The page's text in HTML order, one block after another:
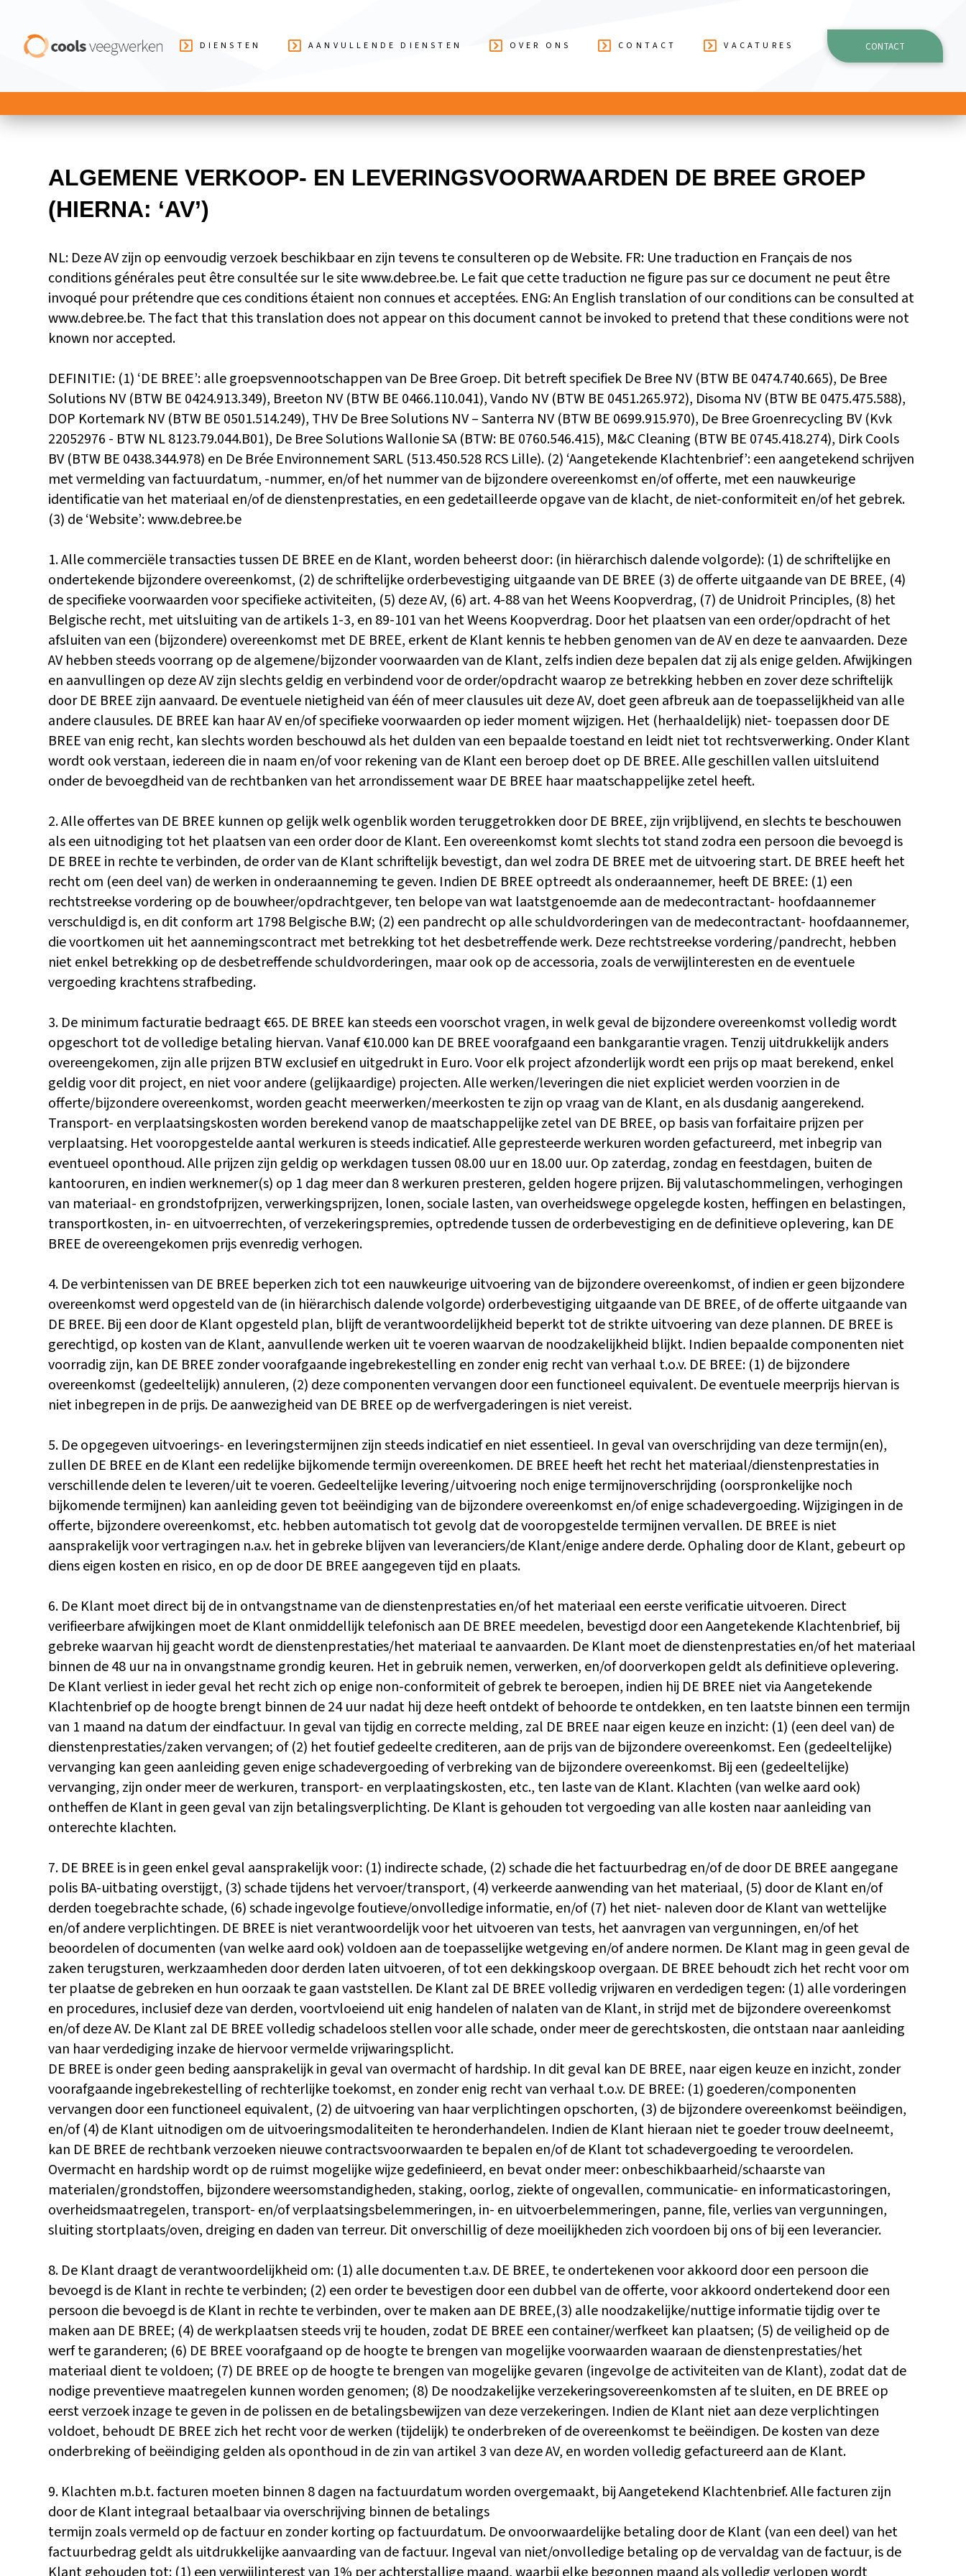
DIENSTEN AANVULLENDE DIENSTEN OVER ONS CONTACT VACATURES CONTACT
ALGEMENE VERKOOP- EN LEVERINGSVOORWAARDEN DE BREE GROEP
(HIERNA: ‘AV’)
NL: Deze AV zijn op eenvoudig verzoek beschikbaar en zijn tevens te consulteren op de Website. FR: Une traduction en Français de nos
conditions générales peut être consultée sur le site www.debree.be. Le fait que cette traduction ne figure pas sur ce document ne peut être
invoqué pour prétendre que ces conditions étaient non connues et acceptées. ENG: An English translation of our conditions can be consulted at
www.debree.be. The fact that this translation does not appear on this document cannot be invoked to pretend that these conditions were not
known nor accepted.
DEFINITIE: (1) ‘DE BREE’: alle groepsvennootschappen van De Bree Groep. Dit betreft specifiek De Bree NV (BTW BE 0474.740.665), De Bree
Solutions NV (BTW BE 0424.913.349), Breeton NV (BTW BE 0466.110.041), Vando NV (BTW BE 0451.265.972), Disoma NV (BTW BE 0475.475.588),
DOP Kortemark NV (BTW BE 0501.514.249), THV De Bree Solutions NV – Santerra NV (BTW BE 0699.915.970), De Bree Groenrecycling BV (Kvk
22052976 - BTW NL 8123.79.044.B01), De Bree Solutions Wallonie SA (BTW: BE 0760.546.415), M&C Cleaning (BTW BE 0745.418.274), Dirk Cools
BV (BTW BE 0438.344.978) en De Brée Environnement SARL (513.450.528 RCS Lille). (2) ‘Aangetekende Klachtenbrief’: een aangetekend schrijven
met vermelding van factuurdatum, -nummer, en/of het nummer van de bijzondere overeenkomst en/of offerte, met een nauwkeurige
identificatie van het materiaal en/of de dienstenprestaties, en een gedetailleerde opgave van de klacht, de niet-conformiteit en/of het gebrek.
(3) de ‘Website’: www.debree.be
1. Alle commerciële transacties tussen DE BREE en de Klant, worden beheerst door: (in hiërarchisch dalende volgorde): (1) de schriftelijke en
ondertekende bijzondere overeenkomst, (2) de schriftelijke orderbevestiging uitgaande van DE BREE (3) de offerte uitgaande van DE BREE, (4)
de specifieke voorwaarden voor specifieke activiteiten, (5) deze AV, (6) art. 4-88 van het Weens Koopverdrag, (7) de Unidroit Principles, (8) het
Belgische recht, met uitsluiting van de artikels 1-3, en 89-101 van het Weens Koopverdrag. Door het plaatsen van een order/opdracht of het
afsluiten van een (bijzondere) overeenkomst met DE BREE, erkent de Klant kennis te hebben genomen van de AV en deze te aanvaarden. Deze
AV hebben steeds voorrang op de algemene/bijzonder voorwaarden van de Klant, zelfs indien deze bepalen dat zij als enige gelden. Afwijkingen
en aanvullingen op deze AV zijn slechts geldig en verbindend voor de order/opdracht waarop ze betrekking hebben en zover deze schriftelijk
door DE BREE zijn aanvaard. De eventuele nietigheid van één of meer clausules uit deze AV, doet geen afbreuk aan de toepasselijkheid van alle
andere clausules. DE BREE kan haar AV en/of specifieke voorwaarden op ieder moment wijzigen. Het (herhaaldelijk) niet- toepassen door DE
BREE van enig recht, kan slechts worden beschouwd als het dulden van een bepaalde toestand en leidt niet tot rechtsverwerking. Onder Klant
wordt ook verstaan, iedereen die in naam en/of voor rekening van de Klant een beroep doet op DE BREE. Alle geschillen vallen uitsluitend
onder de bevoegdheid van de rechtbanken van het arrondissement waar DE BREE haar maatschappelijke zetel heeft.
2. Alle offertes van DE BREE kunnen op gelijk welk ogenblik worden teruggetrokken door DE BREE, zijn vrijblijvend, en slechts te beschouwen
als een uitnodiging tot het plaatsen van een order door de Klant. Een overeenkomst komt slechts tot stand zodra een persoon die bevoegd is
DE BREE in rechte te verbinden, de order van de Klant schriftelijk bevestigt, dan wel zodra DE BREE met de uitvoering start. DE BREE heeft het
recht om (een deel van) de werken in onderaanneming te geven. Indien DE BREE optreedt als onderaannemer, heeft DE BREE: (1) een
rechtstreekse vordering op de bouwheer/opdrachtgever, ten belope van wat laatstgenoemde aan de medecontractant- hoofdaannemer
verschuldigd is, en dit conform art 1798 Belgische B.W; (2) een pandrecht op alle schuldvorderingen van de medecontractant- hoofdaannemer,
die voortkomen uit het aannemingscontract met betrekking tot het desbetreffende werk. Deze rechtstreekse vordering/pandrecht, hebben
niet enkel betrekking op de desbetreffende schuldvorderingen, maar ook op de accessoria, zoals de verwijlinteresten en de eventuele
vergoeding krachtens strafbeding.
3. De minimum facturatie bedraagt €65. DE BREE kan steeds een voorschot vragen, in welk geval de bijzondere overeenkomst volledig wordt
opgeschort tot de volledige betaling hiervan. Vanaf €10.000 kan DE BREE voorafgaand een bankgarantie vragen. Tenzij uitdrukkelijk anders
overeengekomen, zijn alle prijzen BTW exclusief en uitgedrukt in Euro. Voor elk project afzonderlijk wordt een prijs op maat berekend, enkel
geldig voor dit project, en niet voor andere (gelijkaardige) projecten. Alle werken/leveringen die niet expliciet werden voorzien in de
offerte/bijzondere overeenkomst, worden geacht meerwerken/meerkosten te zijn op vraag van de Klant, en als dusdanig aangerekend.
Transport- en verplaatsingskosten worden berekend vanop de maatschappelijke zetel van DE BREE, op basis van forfaitaire prijzen per
verplaatsing. Het vooropgestelde aantal werkuren is steeds indicatief. Alle gepresteerde werkuren worden gefactureerd, met inbegrip van
eventueel oponthoud. Alle prijzen zijn geldig op werkdagen tussen 08.00 uur en 18.00 uur. Op zaterdag, zondag en feestdagen, buiten de
kantooruren, en indien werknemer(s) op 1 dag meer dan 8 werkuren presteren, gelden hogere prijzen. Bij valutaschommelingen, verhogingen
van materiaal- en grondstofprijzen, verwerkingsprijzen, lonen, sociale lasten, van overheidswege opgelegde kosten, heffingen en belastingen,
transportkosten, in- en uitvoerrechten, of verzekeringspremies, optredende tussen de orderbevestiging en de definitieve oplevering, kan DE
BREE de overeengekomen prijs evenredig verhogen.
4. De verbintenissen van DE BREE beperken zich tot een nauwkeurige uitvoering van de bijzondere overeenkomst, of indien er geen bijzondere
overeenkomst werd opgesteld van de (in hiërarchisch dalende volgorde) orderbevestiging uitgaande van DE BREE, of de offerte uitgaande van
DE BREE. Bij een door de Klant opgesteld plan, blijft de verantwoordelijkheid beperkt tot de strikte uitvoering van deze plannen. DE BREE is
gerechtigd, op kosten van de Klant, aanvullende werken uit te voeren waarvan de noodzakelijkheid blijkt. Indien bepaalde componenten niet
voorradig zijn, kan DE BREE zonder voorafgaande ingebrekestelling en zonder enig recht van verhaal t.o.v. DE BREE: (1) de bijzondere
overeenkomst (gedeeltelijk) annuleren, (2) deze componenten vervangen door een functioneel equivalent. De eventuele meerprijs hiervan is
niet inbegrepen in de prijs. De aanwezigheid van DE BREE op de werfvergaderingen is niet vereist.
5. De opgegeven uitvoerings- en leveringstermijnen zijn steeds indicatief en niet essentieel. In geval van overschrijding van deze termijn(en),
zullen DE BREE en de Klant een redelijke bijkomende termijn overeenkomen. DE BREE heeft het recht het materiaal/dienstenprestaties in
verschillende delen te leveren/uit te voeren. Gedeeltelijke levering/uitvoering noch enige termijnoverschrijding (oorspronkelijke noch
bijkomende termijnen) kan aanleiding geven tot beëindiging van de bijzondere overeenkomst en/of enige schadevergoeding. Wijzigingen in de
offerte, bijzondere overeenkomst, etc. hebben automatisch tot gevolg dat de vooropgestelde termijnen vervallen. DE BREE is niet
aansprakelijk voor vertragingen n.a.v. het in gebreke blijven van leveranciers/de Klant/enige andere derde. Ophaling door de Klant, gebeurt op
diens eigen kosten en risico, en op de door DE BREE aangegeven tijd en plaats.
6. De Klant moet direct bij de in ontvangstname van de dienstenprestaties en/of het materiaal een eerste verificatie uitvoeren. Direct
verifieerbare afwijkingen moet de Klant onmiddellijk telefonisch aan DE BREE meedelen, bevestigd door een Aangetekende Klachtenbrief, bij
gebreke waarvan hij geacht wordt de dienstenprestaties/het materiaal te aanvaarden. De Klant moet de dienstenprestaties en/of het materiaal
binnen de 48 uur na in onvangstname grondig keuren. Het in gebruik nemen, verwerken, en/of doorverkopen geldt als definitieve oplevering.
De Klant verliest in ieder geval het recht zich op enige non-conformiteit of gebrek te beroepen, indien hij DE BREE niet via Aangetekende
Klachtenbrief op de hoogte brengt binnen de 24 uur nadat hij deze heeft ontdekt of behoorde te ontdekken, en ten laatste binnen een termijn
van 1 maand na datum der eindfactuur. In geval van tijdig en correcte melding, zal DE BREE naar eigen keuze en inzicht: (1) (een deel van) de
dienstenprestaties/zaken vervangen; of (2) het foutief gedeelte crediteren, aan de prijs van de bijzondere overeenkomst. Een (gedeeltelijke)
vervanging kan geen aanleiding geven enige schadevergoeding of verbreking van de bijzondere overeenkomst. Bij een (gedeeltelijke)
vervanging, zijn onder meer de werkuren, transport- en verplaatingskosten, etc., ten laste van de Klant. Klachten (van welke aard ook)
ontheffen de Klant in geen geval van zijn betalingsverplichting. De Klant is gehouden tot vergoeding van alle kosten naar aanleiding van
onterechte klachten.
7. DE BREE is in geen enkel geval aansprakelijk voor: (1) indirecte schade, (2) schade die het factuurbedrag en/of de door DE BREE aangegane
polis BA-uitbating overstijgt, (3) schade tijdens het vervoer/transport, (4) verkeerde aanwending van het materiaal, (5) door de Klant en/of
derden toegebrachte schade, (6) schade ingevolge foutieve/onvolledige informatie, en/of (7) het niet- naleven door de Klant van wettelijke
en/of andere verplichtingen. DE BREE is niet verantwoordelijk voor het uitvoeren van tests, het aanvragen van vergunningen, en/of het
beoordelen of documenten (van welke aard ook) voldoen aan de toepasselijke wetgeving en/of andere normen. De Klant mag in geen geval de
zaken terugsturen, werkzaamheden door derden laten uitvoeren, of tot een dekkingskoop overgaan. DE BREE behoudt zich het recht voor om
ter plaatse de gebreken en hun oorzaak te gaan vaststellen. De Klant zal DE BREE volledig vrijwaren en verdedigen tegen: (1) alle vorderingen
en procedures, inclusief deze van derden, voortvloeiend uit enig handelen of nalaten van de Klant, in strijd met de bijzondere overeenkomst
en/of deze AV. De Klant zal DE BREE volledig schadeloos stellen voor alle schade, onder meer de gerechtskosten, die ontstaan naar aanleiding
van haar verdediging inzake de hiervoor vermelde vrijwaringsplicht.
DE BREE is onder geen beding aansprakelijk in geval van overmacht of hardship. In dit geval kan DE BREE, naar eigen keuze en inzicht, zonder
voorafgaande ingebrekestelling of rechterlijke toekomst, en zonder enig recht van verhaal t.o.v. DE BREE: (1) goederen/componenten
vervangen door een functioneel equivalent, (2) de uitvoering van haar verplichtingen opschorten, (3) de bijzondere overeenkomst beëindigen,
en/of (4) de Klant uitnodigen om de uitvoeringsmodaliteiten te heronderhandelen. Indien de Klant hieraan niet te goeder trouw deelneemt,
kan DE BREE de rechtbank verzoeken nieuwe contractsvoorwaarden te bepalen en/of de Klant tot schadevergoeding te veroordelen.
Overmacht en hardship wordt op de ruimst mogelijke wijze gedefinieerd, en bevat onder meer: onbeschikbaarheid/schaarste van
materialen/grondstoffen, bijzondere weersomstandigheden, staking, oorlog, ziekte of ongevallen, communicatie- en informaticastoringen,
overheidsmaatregelen, transport- en/of verplaatsingsbelemmeringen, in- en uitvoerbelemmeringen, panne, file, verlies van vergunningen,
sluiting stortplaats/oven, dreiging en daden van terreur. Dit onverschillig of deze moeilijkheden zich voordoen bij ons of bij een leverancier.
8. De Klant draagt de verantwoordelijkheid om: (1) alle documenten t.a.v. DE BREE, te ondertekenen voor akkoord door een persoon die
bevoegd is de Klant in rechte te verbinden; (2) een order te bevestigen door een dubbel van de offerte, voor akkoord ondertekend door een
persoon die bevoegd is de Klant in rechte te verbinden, over te maken aan DE BREE,(3) alle noodzakelijke/nuttige informatie tijdig over te
maken aan DE BREE; (4) de werkplaatsen steeds vrij te houden, zodat DE BREE een container/werfkeet kan plaatsen; (5) de veiligheid op de
werf te garanderen; (6) DE BREE voorafgaand op de hoogte te brengen van mogelijke voorwaarden waaraan de dienstenprestaties/het
materiaal dient te voldoen; (7) DE BREE op de hoogte te brengen van mogelijke gevaren (ingevolge de activiteiten van de Klant), zodat dat de
nodige preventieve maatregelen kunnen worden genomen; (8) De noodzakelijke verzekeringsovereenkomsten af te sluiten, en DE BREE op
eerst verzoek inzage te geven in de polissen en de betalingsbewijzen van deze verzekeringen. Indien de Klant niet aan deze verplichtingen
voldoet, behoudt DE BREE zich het recht voor de werken (tijdelijk) te onderbreken of de overeenkomst te beëindigen. De kosten van deze
onderbreking of beëindiging gelden als oponthoud in de zin van artikel 3 van deze AV, en worden volledig gefactureerd aan de Klant.
9. Klachten m.b.t. facturen moeten binnen 8 dagen na factuurdatum worden overgemaakt, bij Aangetekend Klachtenbrief. Alle facturen zijn
door de Klant integraal betaalbaar via overschrijving binnen de betalings
termijn zoals vermeld op de factuur en zonder korting op factuurdatum. De onvoorwaardelijke betaling door de Klant (van een deel) van het
factuurbedrag geldt als uitdrukkelijke aanvaarding van de factuur. Ingeval van niet/onvolledige betaling op de vervaldag van de factuur, is de